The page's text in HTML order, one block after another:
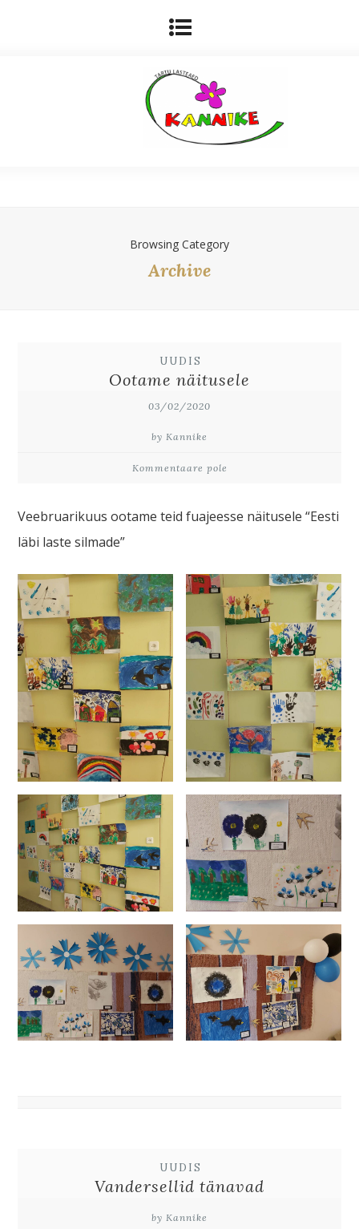
Browsing Category
Archive
UUDIS
Ootame näitusele
03/02/2020
by Kannike
Kommentaare pole
Veebruarikuus ootame teid fuajeesse näitusele “Eesti
läbi laste silmade”
UUDIS
Vandersellid tänavad
by Kannike